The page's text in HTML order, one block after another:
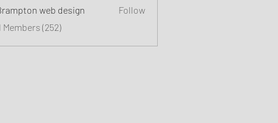
web design
Follow
Members (252)